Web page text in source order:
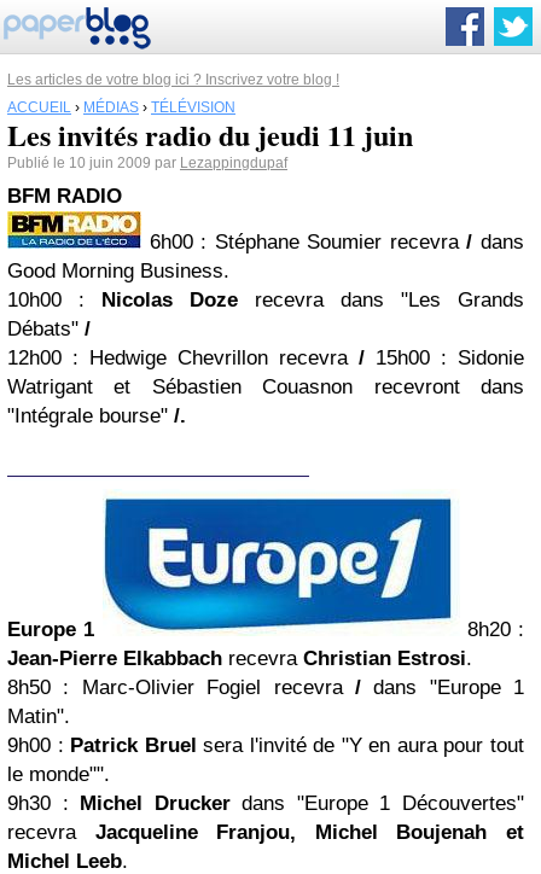
Les articles de votre blog ici ? Inscrivez votre blog !
ACCUEIL › MÉDIAS › TÉLÉVISION
Les invités radio du jeudi 11 juin
Publié le 10 juin 2009 par Lezappingdupaf
BFM RADIO
6h00: Stéphane Soumier recevra/ dans
Good Morning Business.
10h00 : Nicolas Doze recevra dans "Les Grands
Débats" /
12h00 : Hedwige Chevrillon recevra / 15h00 : Sidonie
Watrigant et Sébastien Couasnon recevront dans
"Intégrale bourse" /.
Europe 1 8h20:
Jean-Pierre Elkabbach recevra Christian Estrosi.
8h50 : Marc-Olivier Fogiel recevra /dans "Europe 1
Matin".
9h00 : Patrick Bruel sera l'invité de "Y en aura pour tout
le monde"".
9h30 : Michel Druckerdans "Europe 1 Découvertes"
recevra
Jacqueline Franjou, Michel Boujenah et
Michel Leeb.